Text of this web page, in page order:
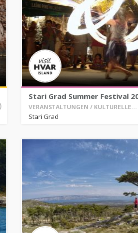
Stari Grad Summer Festival
VERANSTALTUNGEN / KULTURELLE...
Stari Grad